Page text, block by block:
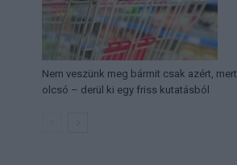
Nem veszünk meg bármit csak azért, mert
olcsó – derül ki egy friss kutatásból